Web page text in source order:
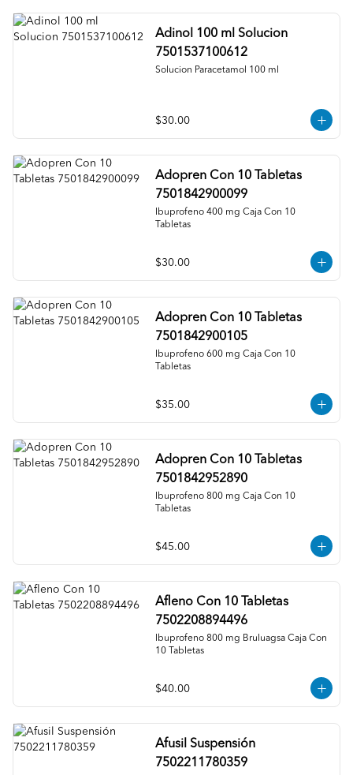
Adinol 100 ml Solucion
7501537100612
Solucion Paracetamol 100 ml
$30.00
Adopren Con 10 Tabletas
7501842900099
Ibuprofeno 400 mg Caja Con 10
Tabletas
$30.00
Adopren Con 10 Tabletas
7501842900105
Ibuprofeno 600 mg Caja Con 10
Tabletas
$35.00
Adopren Con 10 Tabletas
7501842952890
Ibuprofeno 800 mg Caja Con 10
Tabletas
$45.00
Afleno Con 10 Tabletas
7502208894496
Ibuprofeno 800 mg Bruluagsa Caja Con
10 Tabletas
$40.00
Afusil Suspensión
7502211780359